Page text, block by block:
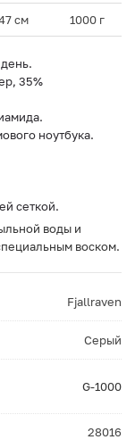
см 1000 г
35%
ноутбука.
сеткой.
воды и
воском.
Fjallraven
Серый
G-1000
28016